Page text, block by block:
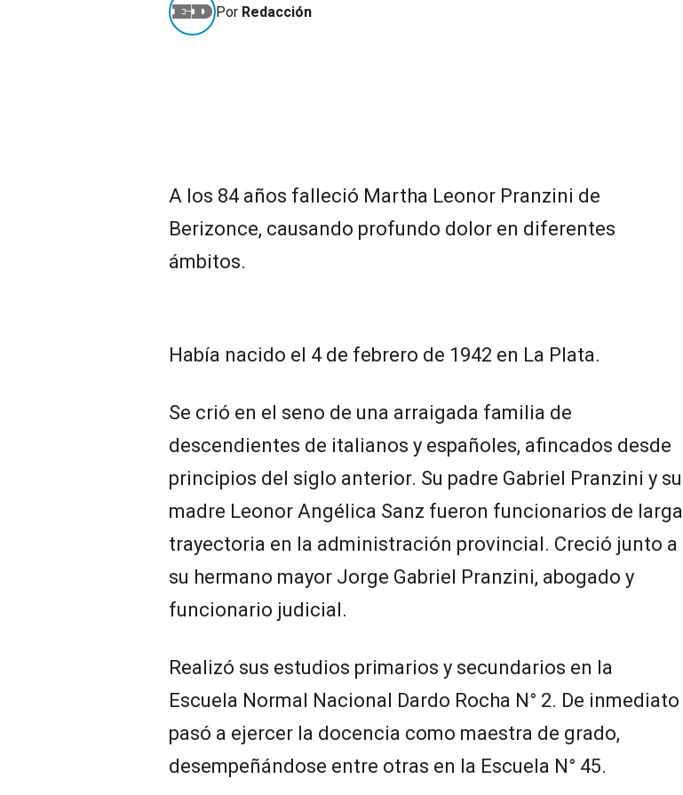
Por Redacción
A los 84 años falleció Martha Leonor Pranzini de
Berizonce, causando profundo dolor en diferentes
ámbitos.
Había nacido el 4 de febrero de 1942 en La Plata.
Se crió en el seno de una arraigada familia de
descendientes de italianos y españoles, afincados desde
principios del siglo anterior. Su padre Gabriel Pranzini y su
madre Leonor Angélica Sanz fueron funcionarios de larga
trayectoria en la administración provincial. Creció junto a
su hermano mayor Jorge Gabriel Pranzini, abogado y
funcionario judicial.
Realizó sus estudios primarios y secundarios en la
Escuela Normal Nacional Dardo Rocha N° 2. De inmediato
pasó a ejercer la docencia como maestra de grado,
desempeñándose entre otras en la Escuela N° 45.